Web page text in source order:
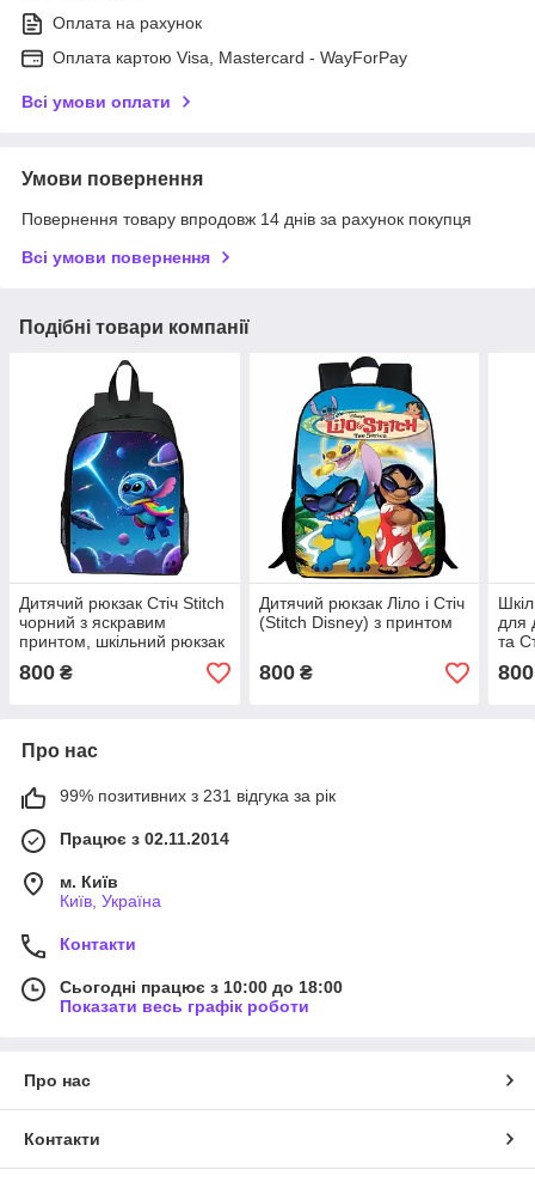
Оплата на рахунок
Оплата картою Visa, Mastercard - WayForPay
Всі умови оплати
Умови повернення
Повернення товару впродовж 14 днів за рахунок покупця
Всі умови повернення
Подібні товари компанії
Дитячий рюкзак Стіч Stitch
чорний з яскравим
принтом, шкільний рюкзак
для хлопчика та дівчинки
800 ₴
Дитячий рюкзак Ліло і Стіч
(Stitch Disney) з принтом
800₴
для
та
800
Про нас
99% позитивних з 231 відгука за рік
Працює з 02.11.2014
м. Київ
Київ, Україна
Контакти
Сьогодні працює з 10:00 до 18:00
Показати весь графік роботи
Про нас
Контакти